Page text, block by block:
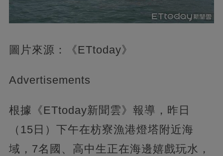
圖片來源：《ETtoday》
Advertisements
根據《ETtoday新聞雲》報導，昨日
（15日）下午在枋寮漁港燈塔附近海
域，7名國、高中生正在海邊嬉戲玩水，